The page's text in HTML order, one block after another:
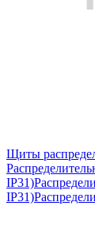
Щиты
IP31)
IP31)